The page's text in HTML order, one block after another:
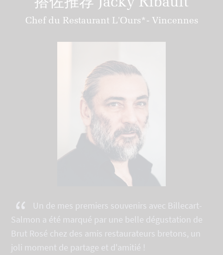
搭佐推荐 Jacky Ribault
Chef du Restaurant L'Ours*- Vincennes
“ Un de mes premiers souvenirs avec Billecart-
Salmon a été marqué par une belle dégustation de
Brut Rosé chez des amis restaurateurs bretons, un
joli moment de partage et d'amitié !